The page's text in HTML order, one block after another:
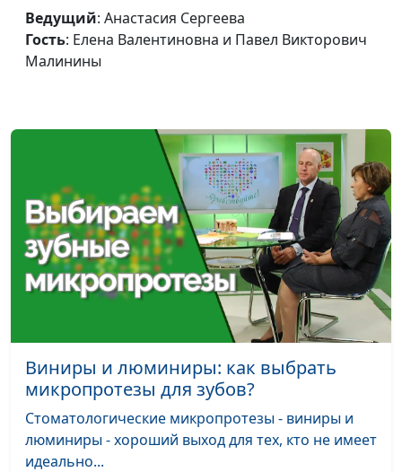
Правильный уход за
зубами (вторая
часть)
Анастасия Сергеева,
Елена Валентиновна и
Елена Валентиновна и
Павел Викторович
Малинины
Как устроены наши
зубы
Анастасия Сергеева,
Елена Валентиновна и
Павел Викторович
Малинины
#58
ребенка в доме
Анастасия Сергеева,
Наталья Анатольевна
Драч, врач-педиатр
Отдых с ребенком
Анастасия Сергеева,
Наталья Анатольевна
Драч, врач-педиатр
Ведущий: Анастасия Сергеева
Гость: Елена Валентиновна и Павел Викторович
Малинины
Виниры и люминиры: как выбрать
микропротезы для зубов?
Стоматологические микропротезы - виниры и
люминиры - хороший выход для тех, кто не имеет
идеально...